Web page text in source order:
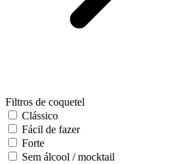
Filtros de coquetel
Clássico
Fácil de fazer
Forte
Sem álcool / mocktail